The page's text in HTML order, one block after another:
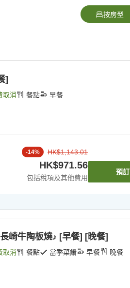
按房型
]
取消 餐點 早餐
-14% HK$1,143.01
HK$971.56
包括稅項及其他費用
預訂
長崎牛陶板燒♪ [早餐] [晚餐]
取消 餐點 當季菜餚 早餐
晚餐